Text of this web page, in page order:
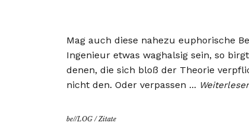
Mag auch diese nahezu euphorische
Ingenieur etwas waghalsig sein, so
denen, die sich bloß der Theorie
nicht den. Oder verpassen …
be//LOG /Zitate